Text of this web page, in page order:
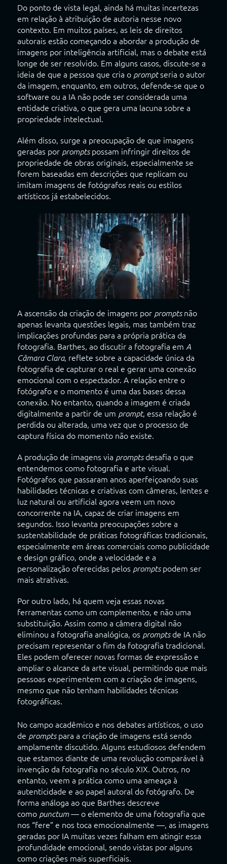
Do ponto de vista legal, ainda há muitas incertezas
em relação à atribuição de autoria nesse novo
contexto. Em muitos países, as leis de direitos
autorais estão começando a abordar a produção de
imagens por inteligência artificial, mas o debate está
longe de ser resolvido. Em alguns casos, discute-se a
ideia de que a pessoa que cria o promptseria o autor
da imagem, enquanto, em outros, defende-se que o
software ou a IA não pode ser considerada uma
entidade criativa, o que gera uma lacuna sobre a
propriedade intelectual.
Além disso, surge a preocupação de que imagens
geradas por promptspossam infringir direitos de
propriedade de obras originais, especialmente se
forem baseadas em descrições que replicam ou
imitam imagens de fotógrafos reais ou estilos
artísticos já estabelecidos.
A ascensão da criação de imagens por promptsnão
apenas levanta questões legais, mas também traz
implicações profundas para a própria prática da
fotografia. Barthes, ao discutir a fotografia em A
Câmara Clara, reflete sobre a capacidade única da
fotografia de capturar o real e gerar uma conexão
emocional com o espectador. A relação entre o
fotógrafo e o momento é uma das bases dessa
conexão. No entanto, quando a imagem é criada
digitalmente a partir de um prompt, essa relação é
perdida ou alterada, uma vez que o processo de
captura física do momento não existe.
A produção de imagens via promptsdesafia o que
entendemos como fotografia e arte visual.
Fotógrafos que passaram anos aperfeiçoando suas
habilidades técnicas e criativas com câmeras, lentes e
luz natural ou artificial agora veem um novo
concorrente na IA, capaz de criar imagens em
segundos. Isso levanta preocupações sobre a
sustentabilidade de práticas fotográficas tradicionais,
especialmente em áreas comerciais como publicidade
e design gráfico, onde a velocidade e a
personalização oferecidas pelos promptspodem ser
mais atrativas.
Por outro lado, há quem veja essas novas
ferramentas como um complemento, e não uma
substituição. Assim como a câmera digital não
eliminou a fotografia analógica, os promptsde IA não
precisam representar o fim da fotografia tradicional.
Eles podem oferecer novas formas de expressão e
ampliar o alcance da arte visual, permitindo que mais
pessoas experimentem com a criação de imagens,
mesmo que não tenham habilidades técnicas
fotográficas.
No campo acadêmico e nos debates artísticos, o uso
de promptspara a criação de imagens está sendo
amplamente discutido. Alguns estudiosos defendem
que estamos diante de uma revolução comparável à
invenção da fotografia no século XIX. Outros, no
entanto, veem a prática como uma ameaça à
autenticidade e ao papel autoral do fotógrafo. De
forma análoga ao que Barthes descreve
como punctum— o elemento de uma fotografia que
nos “fere” e nos toca emocionalmente —, as imagens
geradas por IA muitas vezes falham em atingir essa
profundidade emocional, sendo vistas por alguns
como criações mais superficiais.